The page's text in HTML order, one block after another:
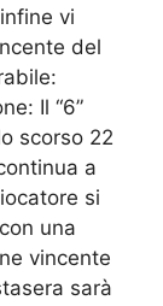
vi
del
Il “6”
scorso 22
a
si
una
vincente
sarà